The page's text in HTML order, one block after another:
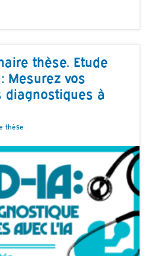
thèse. Etude
Mesurez vos
diagnostiques à
thèse